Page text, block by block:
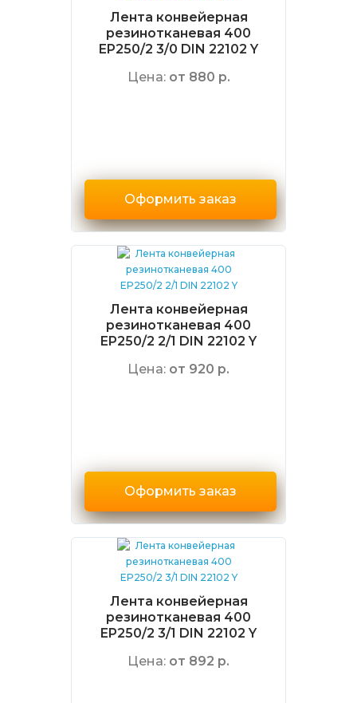
Лента конвейерная
резинотканевая 400
EP250/2 3/0 DIN 22102 Y
Цена: от 880 р.
Оформить заказ
Лента конвейерная
резинотканевая 400
EP250/2 2/1 DIN 22102 Y
Цена: от 920 р.
Оформить заказ
Лента конвейерная
резинотканевая 400
EP250/2 3/1 DIN 22102 Y
Цена: от 892 р.